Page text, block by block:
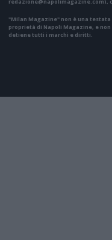
"Milan Magazine" non è una
proprietà di Napoli Magazine, e
detiene tutti i marchi e diritti.